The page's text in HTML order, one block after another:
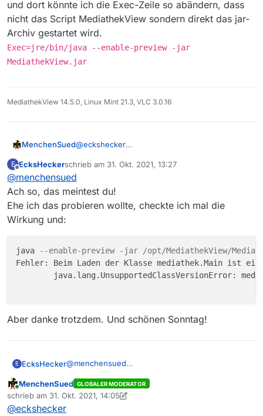
und dort könnte ich die Exec-Zeile so abändern, dass
nicht das Script MediathekView sondern direkt das jar-
Archiv gestartet wird.
Exec=jre/bin/java --enable-preview -jar
MediathekView.jar
MediathekView 14.5.0, Linux Mint 21.3, VLC 3.0.16
MenchenSued@eckshecker
dem großen Skript würde ich nichts verändern.
cat /opt/MediathekView/
[Desktop Entry]
Type=Application
Name=MediathekView
Icon=/opt/MediathekView/.install4j/
und dort könnte ich die Exec-Zeile so
abändern, dass nicht das Script MediathekView
sondern direkt das jar-Archiv gestartet wird.
E EcksHeckerschrieb am 31. Okt. 2021, 13:27
zuletzt editiert von
@menchensued
Ach so, das meintest du!
Ehe ich das probieren wollte, checkte ich mal die
Wirkung und:
java
--enable-preview -jar /opt/MediathekView/
Fehler: Beim Laden der Klasse mediathek.Main ist
java.lang.UnsupportedClassVersionError:
Aber danke trotzdem. Und schönen Sonntag!
E EcksHecker@menchensued
Ehe ich das probieren wollte, checkte ich mal die
Wirkung und:
java --enable-preview -jar /opt/
Fehler: Beim Laden der Klasse
Online
MenchenSued GLOBALER MODERATOR
schrieb am 31. Okt. 2021, 14:05
zuletzt editiert von MenchenSued
@eckshecker